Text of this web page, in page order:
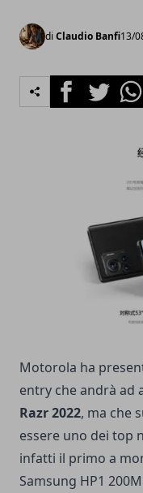
di Claudio Banfi13/
FacebookTwitter
Motorola ha
entry che andrà ad
Razr 2022, ma che
essere uno dei top
infatti il primo a
Samsung HP1